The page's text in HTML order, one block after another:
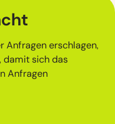
Anfragen erschlagen,
damit sich das
Anfragen